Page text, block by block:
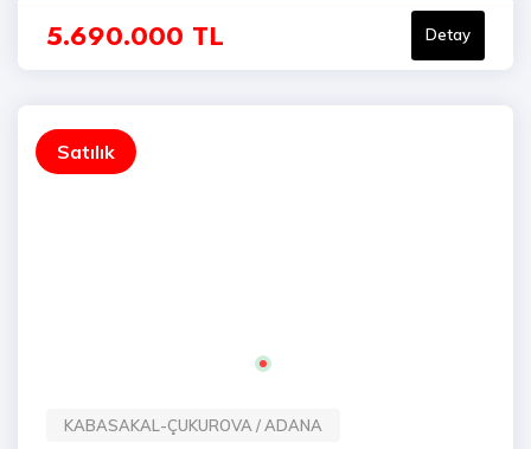
5.690.000 TL Detay
Satılık
KABASAKAL-ÇUKUROVA / ADANA